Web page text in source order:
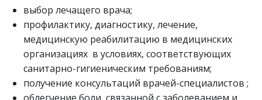
выбор лечащего врача;
профилактику, диагностику, лечение,
медицинскую реабилитацию в медицинских
организациях в условиях, соответствующих
санитарно-гигиеническим требованиям;
получение консультаций врачей-специалистов ;